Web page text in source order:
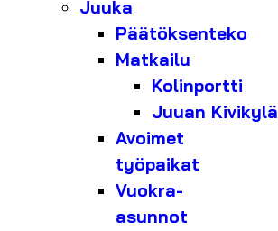
Juuka
Päätöksenteko
Matkailu
Kolinportti
Juuan Kivikylä
Avoimet
työpaikat
Vuokra-
asunnot